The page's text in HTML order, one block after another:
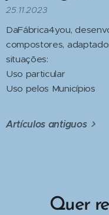
25.11.2023
DaFábrica4you,
compostores,
situações:
Uso particular
Uso pelos Municípios
Artículos antiguos
Quer